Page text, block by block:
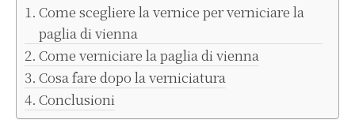
Come scegliere la vernice per verniciare la
paglia di vienna
Come verniciare la paglia di vienna
Cosa fare dopo la verniciatura
Conclusioni